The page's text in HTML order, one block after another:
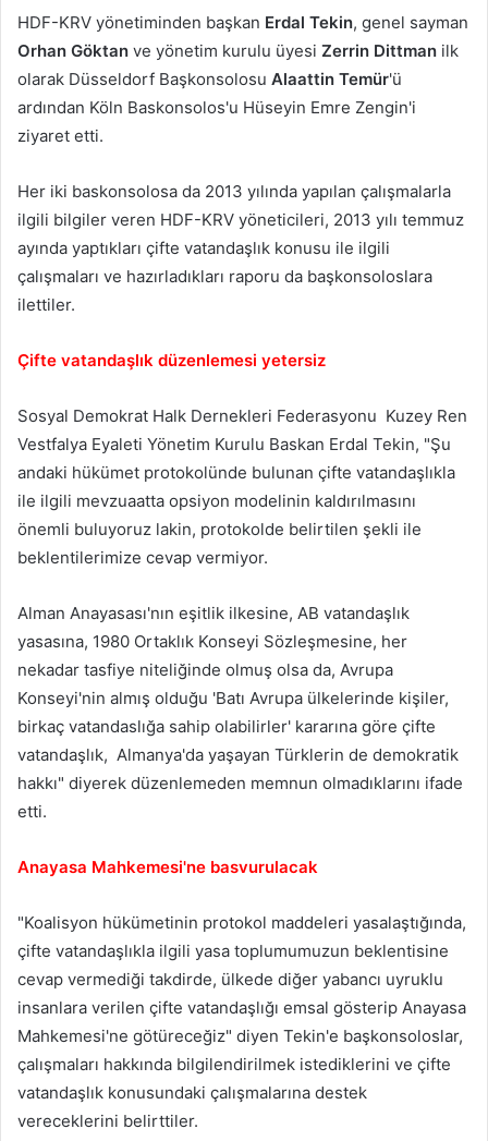
HDF-KRV yönetiminden başkan Erdal Tekin, genel sayman
Orhan Göktan ve yönetim kurulu üyesi Zerrin Dittman ilk
olarak Düsseldorf Başkonsolosu Alaattin Temür'ü
ardından Köln Baskonsolos'u Hüseyin Emre Zengin'i
ziyaret etti.
Her iki baskonsolosa da 2013 yılında yapılan çalışmalarla
ilgili bilgiler veren HDF-KRV yöneticileri, 2013 yılı temmuz
ayında yaptıkları çifte vatandaşlık konusu ile ilgili
çalışmaları ve hazırladıkları raporu da başkonsoloslara
ilettiler.
Çifte vatandaşlık düzenlemesi yetersiz
Sosyal Demokrat Halk Dernekleri Federasyonu Kuzey Ren
Vestfalya Eyaleti Yönetim Kurulu Baskan Erdal Tekin, "Şu
andaki hükümet protokolünde bulunan çifte vatandaşlıkla
ile ilgili mevzuaatta opsiyon modelinin kaldırılmasını
önemli buluyoruz lakin, protokolde belirtilen şekli ile
beklentilerimize cevap vermiyor.
Alman Anayasası'nın eşitlik ilkesine, AB vatandaşlık
yasasına, 1980 Ortaklık Konseyi Sözleşmesine, her
nekadar tasfiye niteliğinde olmuş olsa da, Avrupa
Konseyi'nin almış olduğu 'Batı Avrupa ülkelerinde kişiler,
birkaç vatandaslığa sahip olabilirler' kararına göre çifte
vatandaşlık, Almanya'da yaşayan Türklerin de demokratik
hakkı" diyerek düzenlemeden memnun olmadıklarını ifade
etti.
Anayasa Mahkemesi'ne basvurulacak
"Koalisyon hükümetinin protokol maddeleri yasalaştığında,
çifte vatandaşlıkla ilgili yasa toplumumuzun beklentisine
cevap vermediği takdirde, ülkede diğer yabancı uyruklu
insanlara verilen çifte vatandaşlığı emsal gösterip Anayasa
Mahkemesi'ne götüreceğiz" diyen Tekin'e başkonsoloslar,
çalışmaları hakkında bilgilendirilmek istediklerini ve çifte
vatandaşlık konusundaki çalışmalarına destek
vereceklerini belirttiler.